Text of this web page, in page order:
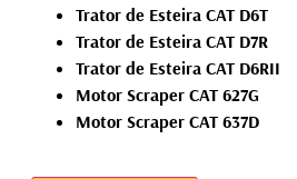
Trator de Esteira CAT D6T
Trator de Esteira CAT D7R
Trator de Esteira CAT D6RII
Motor Scraper CAT 627G
Motor Scraper CAT 637D